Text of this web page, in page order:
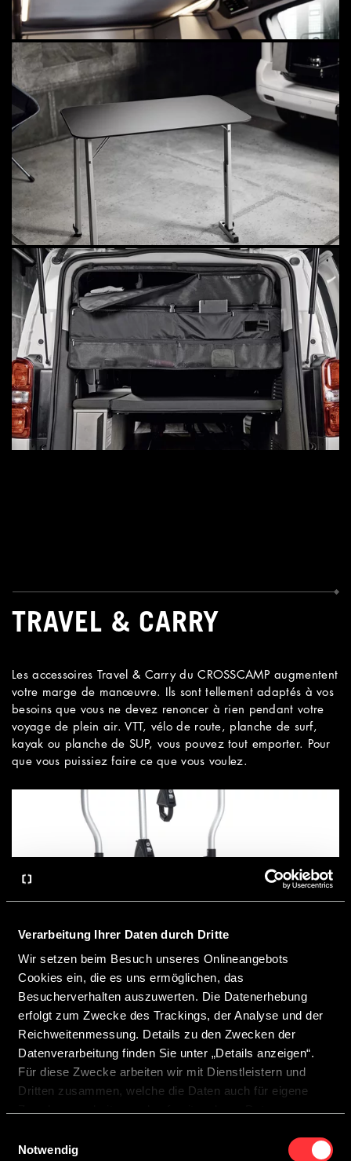
Verarbeitung Ihrer Daten durch Dritte
Wir setzen beim Besuch unseres Onlineangebots
Cookies ein, die es uns ermöglichen, das
Besucherverhalten auszuwerten. Die Datenerhebung
erfolgt zum Zwecke des Trackings, der Analyse und der
Reichweitenmessung. Details zu den Zwecken der
Datenverarbeitung finden Sie unter „Details anzeigen“.
Für diese Zwecke arbeiten wir mit Dienstleistern und
Dritten zusammen, welche die Daten auch für eigene
Durch Anklicken der Schaltfläche „Cookies zulassen“
Notwendig
TRAVEL & CARRY
Les accessoires Travel & Carry du CROSSCAMP augmentent
votre marge de manœuvre. Ils sont tellement adaptés à vos
besoins que vous ne devez renoncer à rien pendant votre
voyage de plein air. VTT, vélo de route, planche de surf,
kayak ou planche de SUP, vous pouvez tout emporter. Pour
que vous puissiez faire ce que vous voulez.
Porte-vélos d’attelage CROSSCAMP